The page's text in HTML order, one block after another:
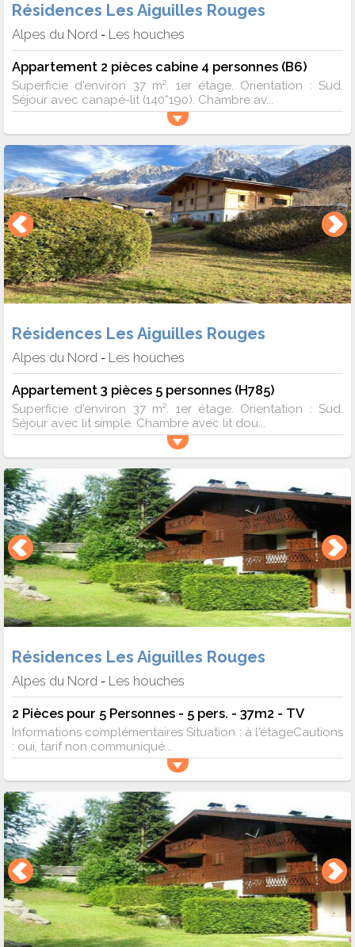
Résidences Les Aiguilles Rouges
Alpes du Nord - Les houches
Appartement 2 pièces cabine 4 personnes (B6)
Superficie d'environ 37 m². 1er étage. Orientation : Sud.
Séjour avec canapé-lit (140*190). Chambre av...
Résidences Les Aiguilles Rouges
Alpes du Nord - Les houches
Appartement 3 pièces 5 personnes (H785)
Superficie d'environ 37 m². 1er étage. Orientation : Sud.
Séjour avec lit simple. Chambre avec lit dou...
Résidences Les Aiguilles Rouges
Alpes du Nord - Les houches
2 Pièces pour 5 Personnes - 5 pers. - 37m2 - TV
Informations complémentaires Situation : à l'étageCautions
: oui, tarif non communiqué...